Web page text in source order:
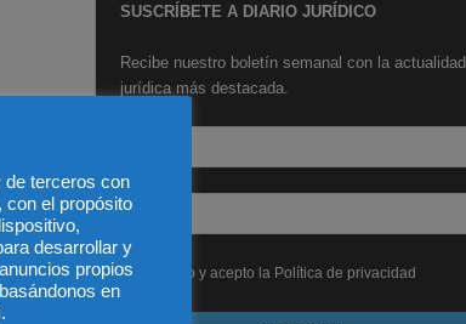
SUSCRÍBETE A DIARIO JURÍDICO
Recibe nuestro boletín semanal con la actualidad
jurídica más destacada.
He leído y acepto la Política de privacidad
de terceros con
con el propósito
desarrollar y
propios
en